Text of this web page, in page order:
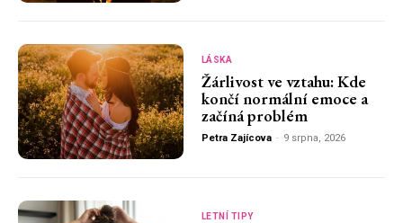
LÁSKA
Žárlivost ve vztahu: Kde
končí normální emoce a
začíná problém
Petra Zajícova - 9 srpna, 2026
LETNÍ TIPY